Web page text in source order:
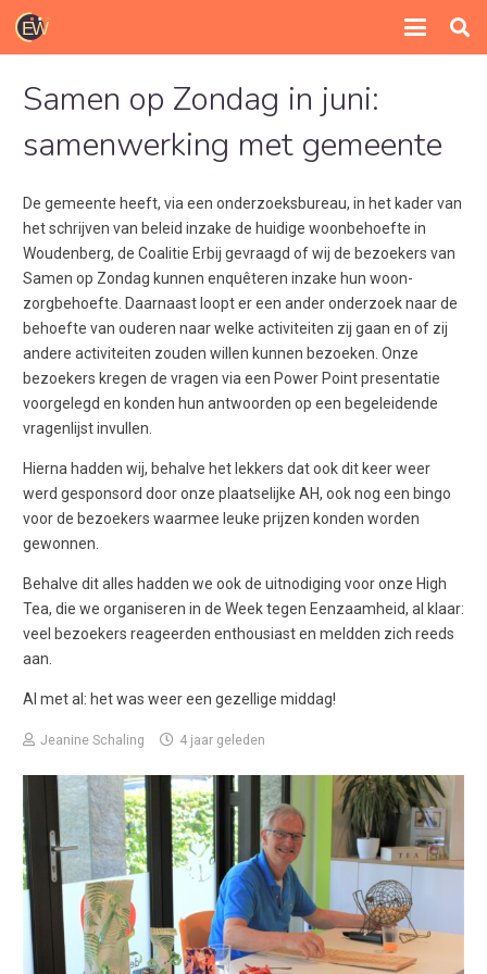
Samen op Zondag in juni:
samenwerking met gemeente
De gemeente heeft, via een onderzoeksbureau, in het kader van
het schrijven van beleid inzake de huidige woonbehoefte in
Woudenberg, de Coalitie Erbij gevraagd of wij de bezoekers van
Samen op Zondag kunnen enquêteren inzake hun woon-
zorgbehoefte. Daarnaast loopt er een ander onderzoek naar de
behoefte van ouderen naar welke activiteiten zij gaan en of zij
andere activiteiten zouden willen kunnen bezoeken. Onze
bezoekers kregen de vragen via een Power Point presentatie
voorgelegd en konden hun antwoorden op een begeleidende
vragenlijst invullen.
Hierna hadden wij, behalve het lekkers dat ook dit keer weer
werd gesponsord door onze plaatselijke AH, ook nog een bingo
voor de bezoekers waarmee leuke prijzen konden worden
gewonnen.
Behalve dit alles hadden we ook de uitnodiging voor onze High
Tea, die we organiseren in de Week tegen Eenzaamheid, al klaar:
veel bezoekers reageerden enthousiast en meldden zich reeds
aan.
Al met al: het was weer een gezellige middag!
Jeanine Schaling 4 jaar geleden